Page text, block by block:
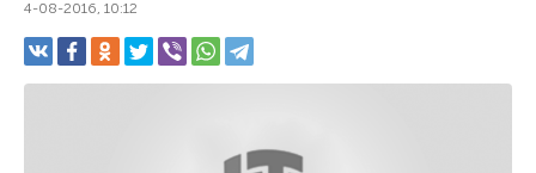
4-08-2016, 10:12